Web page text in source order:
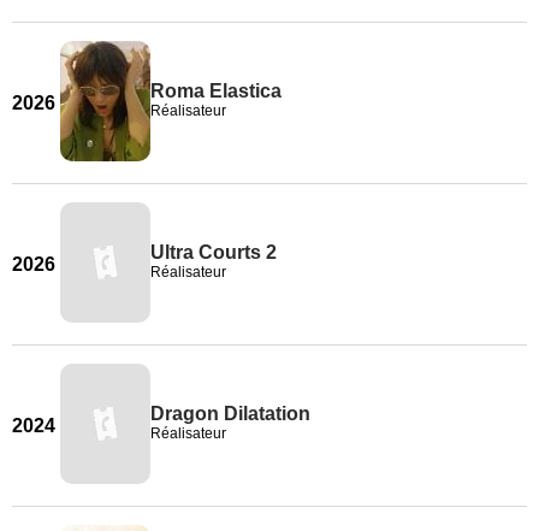
2026
Roma Elastica
Réalisateur
2026
Ultra Courts 2
Réalisateur
2024
Dragon Dilatation
Réalisateur